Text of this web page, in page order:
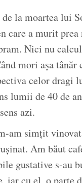
la moartea lui
care a murit prea
Nici nu
mori așa tânăr
celor dragi
lumii de 40 de
azi.
am simțit
Am băut
gustative s-au